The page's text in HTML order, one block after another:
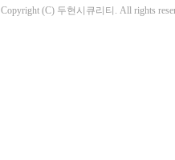
Copyright (C) 두현시큐리티. All rights